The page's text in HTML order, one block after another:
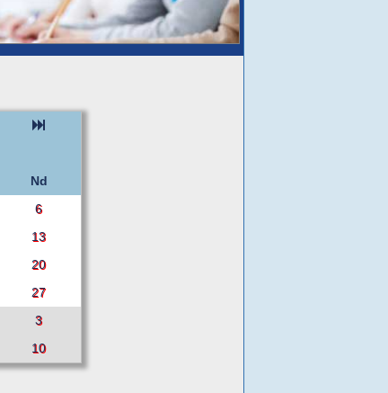
Nd
6
13
20
27
3
10